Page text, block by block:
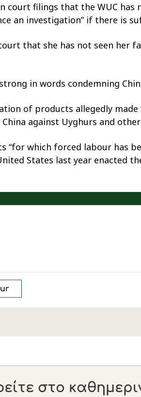
court filings that the WUC has
an investigation” if there is
that she has not seen her
in words condemning
of products allegedly
against Uyghurs and
“for which forced labour has
States last year enacted
στο